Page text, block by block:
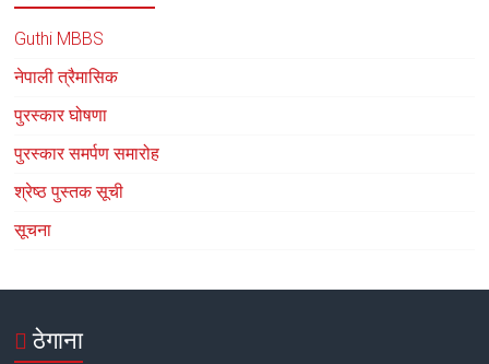
Guthi MBBS
नेपाली त्रैमासिक
पुरस्कार घोषणा
पुरस्कार समर्पण समारोह
श्रेष्ठ पुस्तक सूची
सूचना
ठेगाना